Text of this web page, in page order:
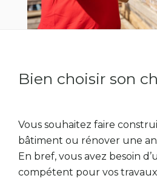
Bien choisir son
Vous souhaitez faire
bâtiment ou rénover une
En bref, vous avez besoin
compétent pour vos